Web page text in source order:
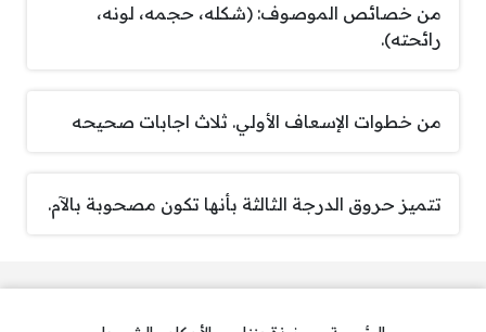
من خصائص الموصوف: (شكله، حجمه، لونه،
رائحته).
من خطوات الإسعاف الأولي. ثلاث اجابات صحيحه
تتميز حروق الدرجة الثالثة بأنها تكون مصحوبة بالآم.